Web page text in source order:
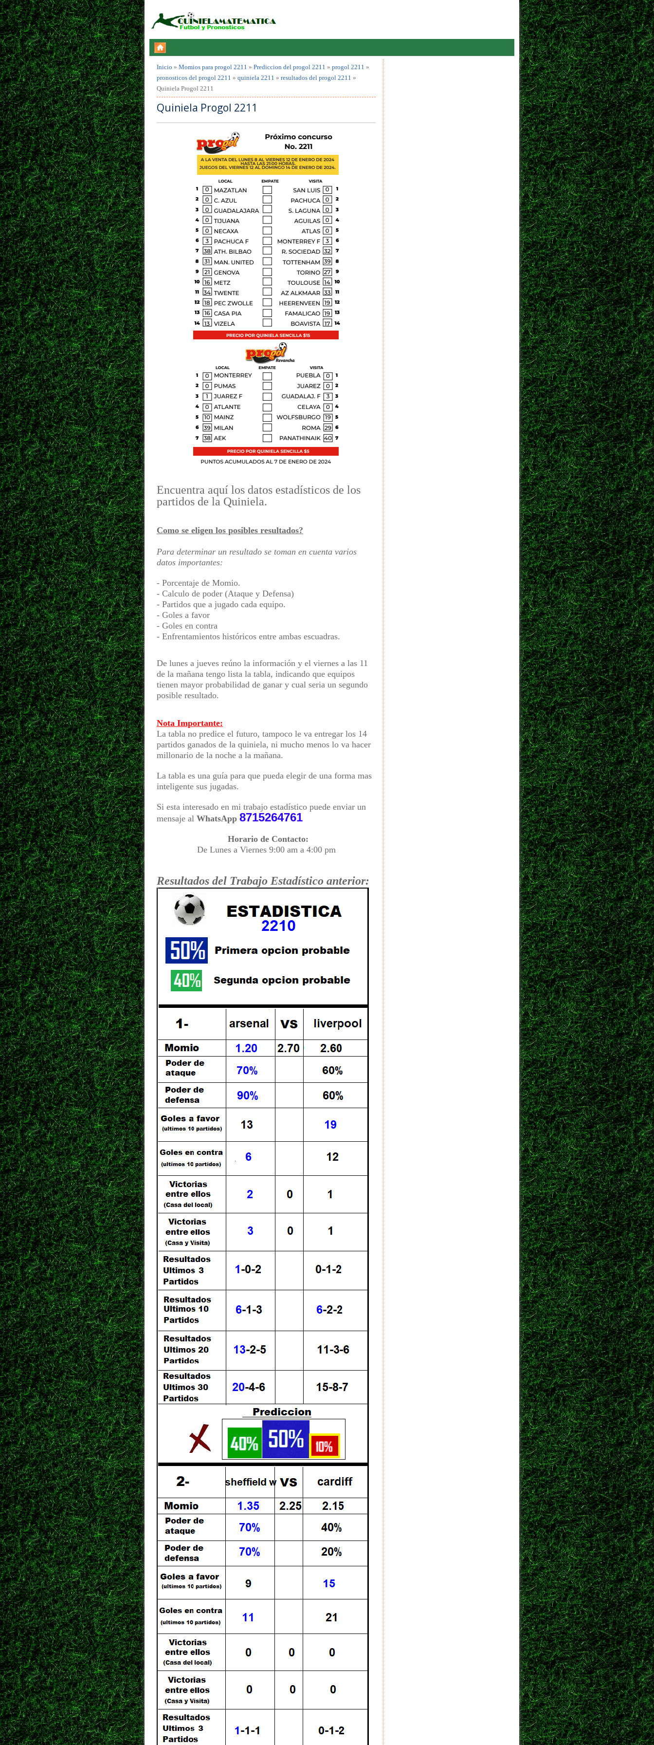
Inicio » Momios para progol 2211 » Prediccion del progol 2211 » progol 2211 »
pronosticos del progol 2211 » quiniela 2211 » resultados del progol 2211 »
Quiniela Progol 2211
Quiniela Progol 2211
Encuentra aquí los datos estadísticos de los
partidos de la Quiniela.
Como se eligen los posibles resultados?
Para determinar un resultado se toman en cuenta varios
datos importantes:
- Porcentaje de Momio.
- Calculo de poder (Ataque y Defensa)
- Partidos que a jugado cada equipo.
- Goles a favor
- Goles en contra
- Enfrentamientos históricos entre ambas escuadras.
De lunes a jueves reúno la información y el viernes a las 11
de la mañana tengo lista la tabla, indicando que equipos
tienen mayor probabilidad de ganar y cual seria un segundo
posible resultado.
Nota Importante:
La tabla no predice el futuro, tampoco le va entregar los 14
partidos ganados de la quiniela, ni mucho menos lo va hacer
millonario de la noche a la mañana.
La tabla es una guía para que pueda elegir de una forma mas
inteligente sus jugadas.
Si esta interesado en mi trabajo estadístico puede enviar un
mensaje al WhatsApp 8715264761
Horario de Contacto:
De Lunes a Viernes 9:00 am a 4:00 pm
Resultados del Trabajo Estadístico anterior: